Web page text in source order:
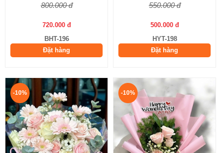
800.000 đ
720.000 đ
BHT-196
Đặt hàng
550.000 đ
500.000 đ
HYT-198
Đặt hàng
-10% -10%